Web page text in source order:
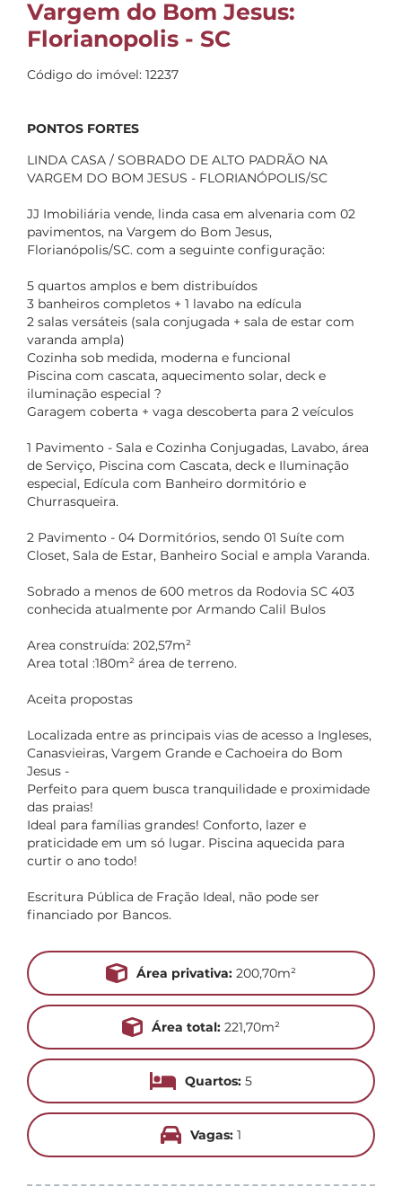
Vargem do Bom Jesus:
Florianopolis - SC
Código do imóvel: 12237
PONTOS FORTES
LINDA CASA / SOBRADO DE ALTO PADRÃO NA
VARGEM DO BOM JESUS - FLORIANÓPOLIS/SC
JJ Imobiliária vende, linda casa em alvenaria com 02
pavimentos, na Vargem do Bom Jesus,
Florianópolis/SC. com a seguinte configuração:
5 quartos amplos e bem distribuídos
3 banheiros completos + 1 lavabo na edícula
2 salas versáteis (sala conjugada + sala de estar com
varanda ampla)
Cozinha sob medida, moderna e funcional
Piscina com cascata, aquecimento solar, deck e
iluminação especial ?
Garagem coberta + vaga descoberta para 2 veículos
1 Pavimento - Sala e Cozinha Conjugadas, Lavabo, área
de Serviço, Piscina com Cascata, deck e Iluminação
especial, Edícula com Banheiro dormitório e
Churrasqueira.
2 Pavimento - 04 Dormitórios, sendo 01 Suíte com
Closet, Sala de Estar, Banheiro Social e ampla Varanda.
Sobrado a menos de 600 metros da Rodovia SC 403
conhecida atualmente por Armando Calil Bulos
Area construída: 202,57m²
Area total :180m² área de terreno.
Aceita propostas
Localizada entre as principais vias de acesso a Ingleses,
Canasvieiras, Vargem Grande e Cachoeira do Bom
Jesus -
Perfeito para quem busca tranquilidade e proximidade
das praias!
Ideal para famílias grandes! Conforto, lazer e
praticidade em um só lugar. Piscina aquecida para
curtir o ano todo!
Escritura Pública de Fração Ideal, não pode ser
financiado por Bancos.
Área privativa:200,70m²
Área total: 221,70m²
Quartos:5
Vagas: 1